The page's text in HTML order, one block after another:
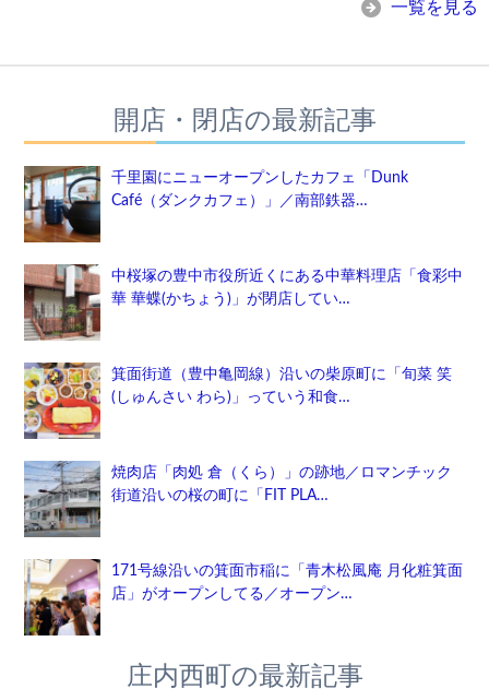
一覧を見る
開店・閉店の最新記事
千里園にニューオープンしたカフェ「Dunk
Café（ダンクカフェ）」／南部鉄器…
中桜塚の豊中市役所近くにある中華料理店「食彩中
華 華蝶(かちょう)」が閉店してい…
箕面街道（豊中亀岡線）沿いの柴原町に「旬菜 笑
(しゅんさい わら)」っていう和食…
焼肉店「肉処 倉（くら）」の跡地／ロマンチック
街道沿いの桜の町に「FIT PLA…
171号線沿いの箕面市稲に「青木松風庵 月化粧箕面
店」がオープンしてる／オープン…
庄内西町の最新記事